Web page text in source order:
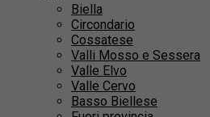
Biella
Circondario
Cossatese
Valli Mosso e Sessera
Valle Elvo
Valle Cervo
Basso Biellese